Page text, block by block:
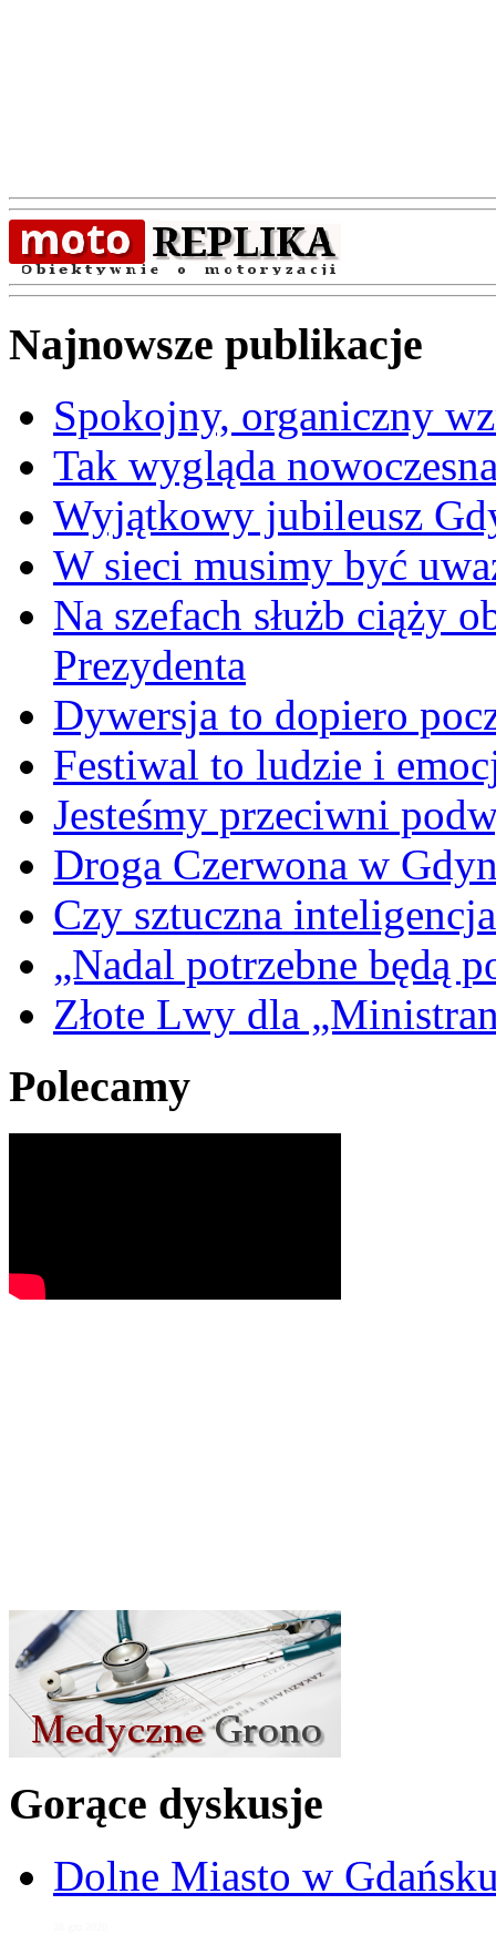
Najnowsze publikacje
Spokojny, organiczny
Tak wygląda
Wyjątkowy jubileusz
W sieci musimy być
Na szefach służb ciąży
Prezydenta
Dywersja to dopiero
Festiwal to ludzie i
Jesteśmy przeciwni
Droga Czerwona w
Czy sztuczna
„Nadal potrzebne będą
Złote Lwy dla
Polecamy
Gorące dyskusje
Dolne Miasto w